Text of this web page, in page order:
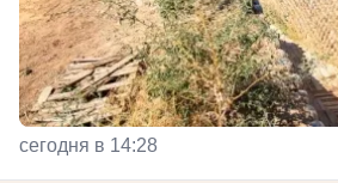
сегодня в 14:28